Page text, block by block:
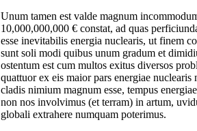
Unum tamen est valde magnum
10,000,000,000 € constat, ad quas
esse inevitabilis energia nuclearis, ut finem
sunt soli modi quibus unum gradum et
ostentum est cum multos exitus diversos
quattuor ex eis maior pars energiae
cladis nimium magnum esse, tempus
non nos involvimus (et terram) in artum,
globali extrahere numquam poterimus.